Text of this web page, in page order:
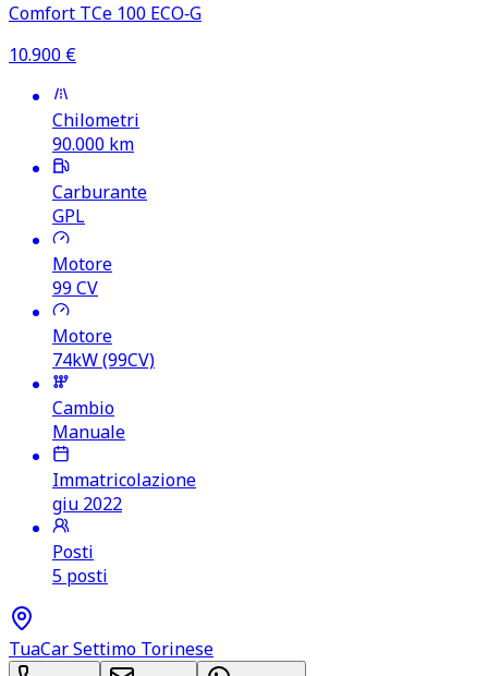
Comfort TCe 100 ECO‑G
10.900 €
Chilometri
90.000 km
Carburante
GPL
Motore
99CV
Motore
74kW (99CV)
Cambio
Manuale
Immatricolazione
giu 2022
Posti
5 posti
TuaCar Settimo Torinese